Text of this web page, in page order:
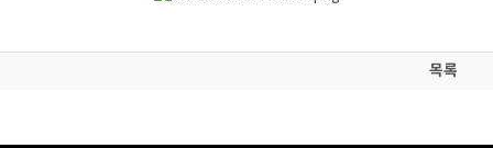
목록